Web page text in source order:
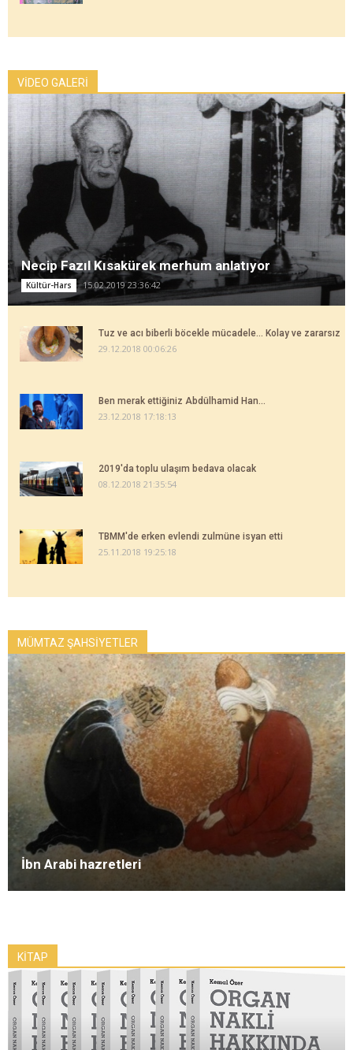
VİDEO GALERİ
Necip Fazıl Kısakürek merhum anlatıyor
Kültür-Hars 15.02.2019 23:36:42
Tuz ve acı biberli böcekle mücadele... Kolay ve zararsız
29.12.2018 00:06:26
Ben merak ettiğiniz Abdülhamid Han...
23.12.2018 17:18:13
2019'da toplu ulaşım bedava olacak
08.12.2018 21:35:54
TBMM'de erken evlendi zulmüne isyan etti
25.11.2018 19:25:18
MÜMTAZ ŞAHSİYETLER
İbn Arabi hazretleri
KİTAP